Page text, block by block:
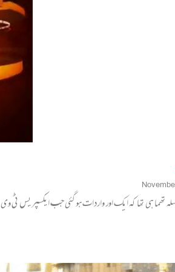
تھما ہی تھا کہ ایک اور واردات ہوگئی جب ایکسپریس ٹی وی